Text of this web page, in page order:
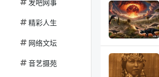
发吧网事
精彩人生
网络文坛
音艺摄苑